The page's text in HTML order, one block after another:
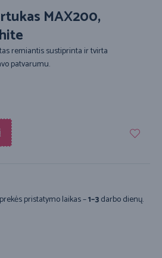
MAX200,
remiantis sustiprinta ir tvirta
patvarumu.
pristatymo laikas –1–3darbo dienų.